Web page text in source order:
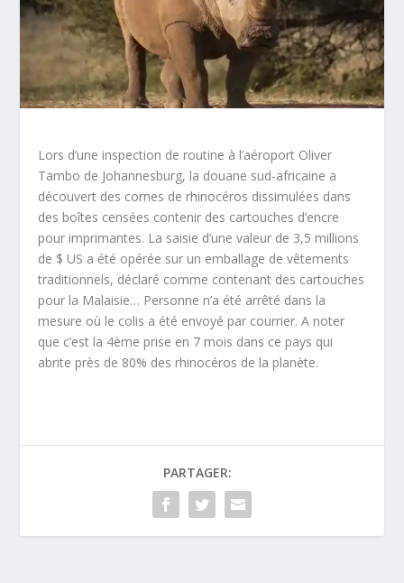
Lors d’une inspection de routine à l’aéroport Oliver
Tambo de Johannesburg, la douane sud-africaine a
découvert des cornes de rhinocéros dissimulées dans
des boîtes censées contenir des cartouches d’encre
pour imprimantes. La saisie d’une valeur de 3,5 millions
de $ US a été opérée sur un emballage de vêtements
traditionnels, déclaré comme contenant des cartouches
pour la Malaisie… Personne n’a été arrêté dans la
mesure où le colis a été envoyé par courrier. A noter
que c’est la 4ème prise en 7 mois dans ce pays qui
abrite près de 80% des rhinocéros de la planète.
PARTAGER: